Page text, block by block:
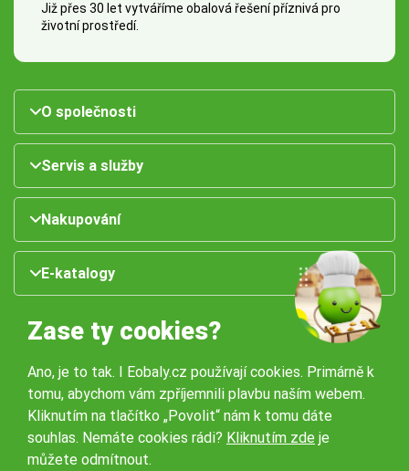
Již přes 30 let vytváříme obalová řešení příznivá pro
životní prostředí.
O společnosti
Servis a služby
Nakupování
E-katalogy
Naše pobočky:
Zase ty cookies?
Ano, je to tak. I Eobaly.cz používají cookies. Primárně k
tomu, abychom vám zpříjemnili plavbu naším webem.
Kliknutím na tlačítko „Povolit“ nám k tomu dáte
souhlas. Nemáte cookies rádi? Kliknutím zde je
můžete odmítnout.